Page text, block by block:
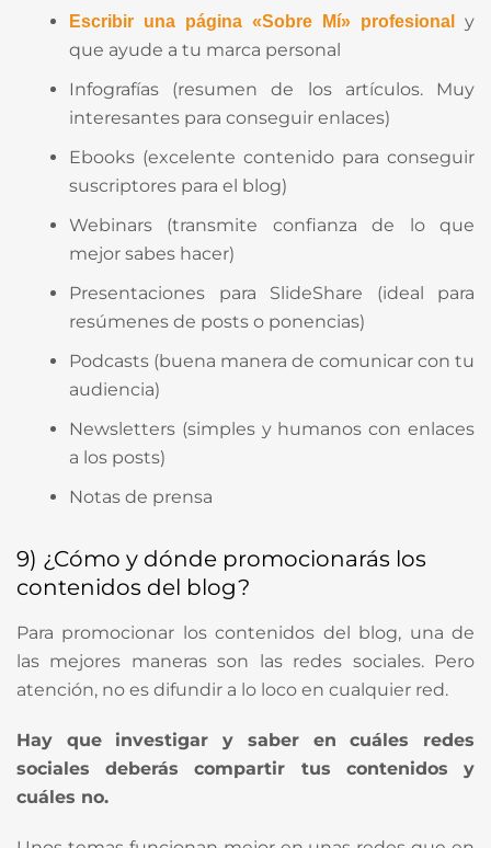
Escribir una página «Sobre Mí» profesional
y
que ayude a tu marca personal
Infografías (resumen de los artículos. Muy
interesantes para conseguir enlaces)
Ebooks (excelente contenido para conseguir
suscriptores para el blog)
Webinars (transmite confianza de lo que
mejor sabes hacer)
Presentaciones para SlideShare (ideal para
resúmenes de posts o ponencias)
Podcasts (buena manera de comunicar con tu
audiencia)
Newsletters (simples y humanos con enlaces
a los posts)
Notas de prensa
9) ¿Cómo y dónde promocionarás los
contenidos del blog?
Para promocionar los contenidos del blog, una de
las mejores maneras son las redes sociales. Pero
atención, no es difundir a lo loco en cualquier red.
Hay que investigar y saber en cuáles redes
sociales deberás compartir tus contenidos y
cuáles no.